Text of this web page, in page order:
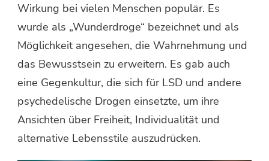
Wirkung bei vielen Menschen populär. Es
wurde als „Wunderdroge“ bezeichnet und als
Möglichkeit angesehen, die Wahrnehmung und
das Bewusstsein zu erweitern. Es gab auch
eine Gegenkultur, die sich für LSD und andere
psychedelische Drogen einsetzte, um ihre
Ansichten über Freiheit, Individualität und
alternative Lebensstile auszudrücken.